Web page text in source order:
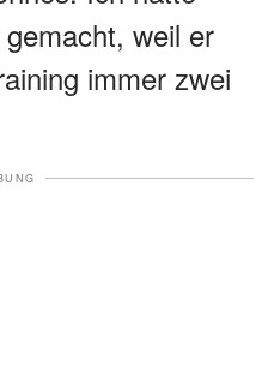
weil er
immer zwei